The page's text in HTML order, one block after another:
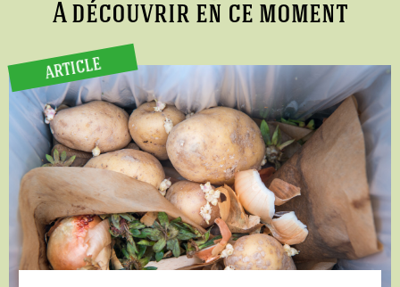
A découvrir en ce moment
ARTICLE